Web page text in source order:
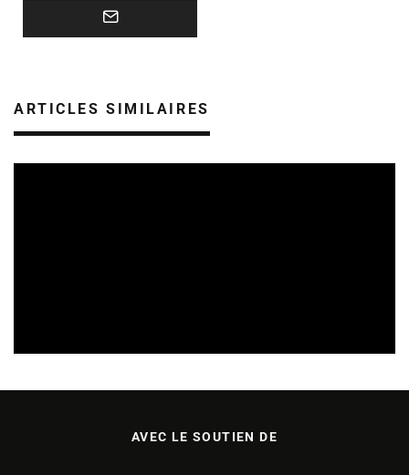
ARTICLES SIMILAIRES
AVEC LE SOUTIEN DE